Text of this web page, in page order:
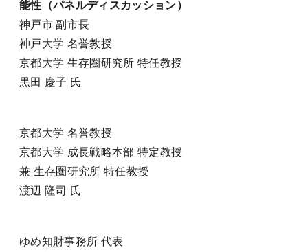
能性（パネルディスカッション）
神戸市 副市長
神戸大学 名誉教授
京都大学 生存圏研究所 特任教授
黒田 慶子 氏
京都大学 名誉教授
京都大学 成長戦略本部 特定教授
兼 生存圏研究所 特任教授
渡辺 隆司 氏
ゆめ知財事務所 代表